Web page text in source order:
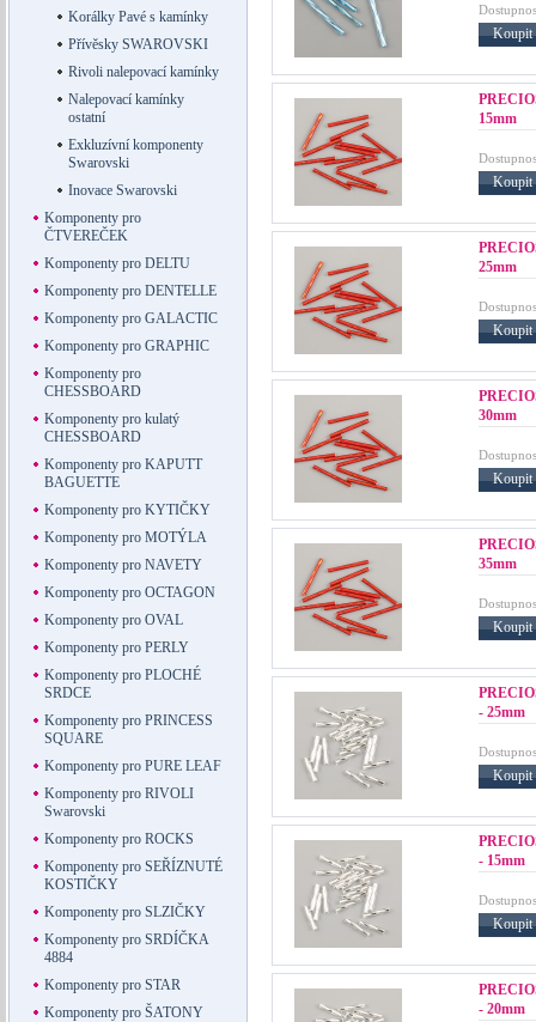
Korálky Pavé s kamínky
Přívěsky SWAROVSKI
Rivoli nalepovací kamínky
Nalepovací kamínky
ostatní
Exkluzívní komponenty
Swarovski
Inovace Swarovski
Komponenty pro
ČTVEREČEK
Komponenty pro DELTU
Komponenty pro DENTELLE
Komponenty pro GALACTIC
Komponenty pro GRAPHIC
Komponenty pro
CHESSBOARD
Komponenty pro kulatý
CHESSBOARD
Komponenty pro KAPUTT
BAGUETTE
Komponenty pro KYTIČKY
Komponenty pro MOTÝLA
Komponenty pro NAVETY
Komponenty pro OCTAGON
Komponenty pro OVAL
Komponenty pro PERLY
Komponenty pro PLOCHÉ
SRDCE
Komponenty pro PRINCESS
SQUARE
Komponenty pro PURE LEAF
Komponenty pro RIVOLI
Swarovski
Komponenty pro ROCKS
Komponenty pro SEŘÍZNUTÉ
KOSTIČKY
Komponenty pro SLZIČKY
Komponenty pro SRDÍČKA
4884
Komponenty pro STAR
Komponenty pro ŠATONY
Koupit
15mm
Koupit
25mm
Koupit
30mm
Koupit
35mm
Koupit
- 25mm
Koupit
- 15mm
Koupit
- 20mm